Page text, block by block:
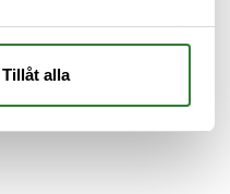
Tillåt alla